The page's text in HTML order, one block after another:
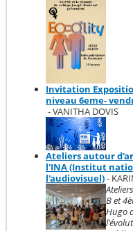
Invitation
niveau 6eme-
- VANITHA DOVIS
Ateliers autour
l'INA (Institut
l'audiovisuel)-
B et
Hugo